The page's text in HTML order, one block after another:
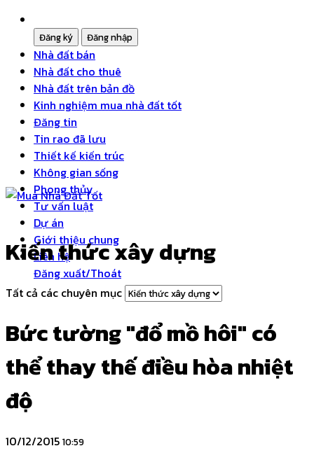
Nhà đất bán
Nhà đất cho thuê
Nhà đất trên bản đồ
Kinh nghiệm mua nhà đất tốt
Đăng tin
Tin rao đã lưu
Thiết kế kiến trúc
Không gian sống
Phong thủy
Tư vấn luật
Dự án
Giới thiệu chung
Liên hệ
Đăng xuất/Thoát
Kiến thức xây dựng
Tất cả các chuyên mục
Bức tường "đổ mồ hôi" có
thể thay thế điều hòa nhiệt
độ
10/12/2015 10:59